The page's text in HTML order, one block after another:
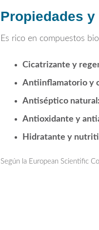
Propiedades
Es rico en compuestos
Cicatrizante y
Antiinflamatorio y
Antiséptico natural:
Antioxidante y
Hidratante y
Según la European Scientific